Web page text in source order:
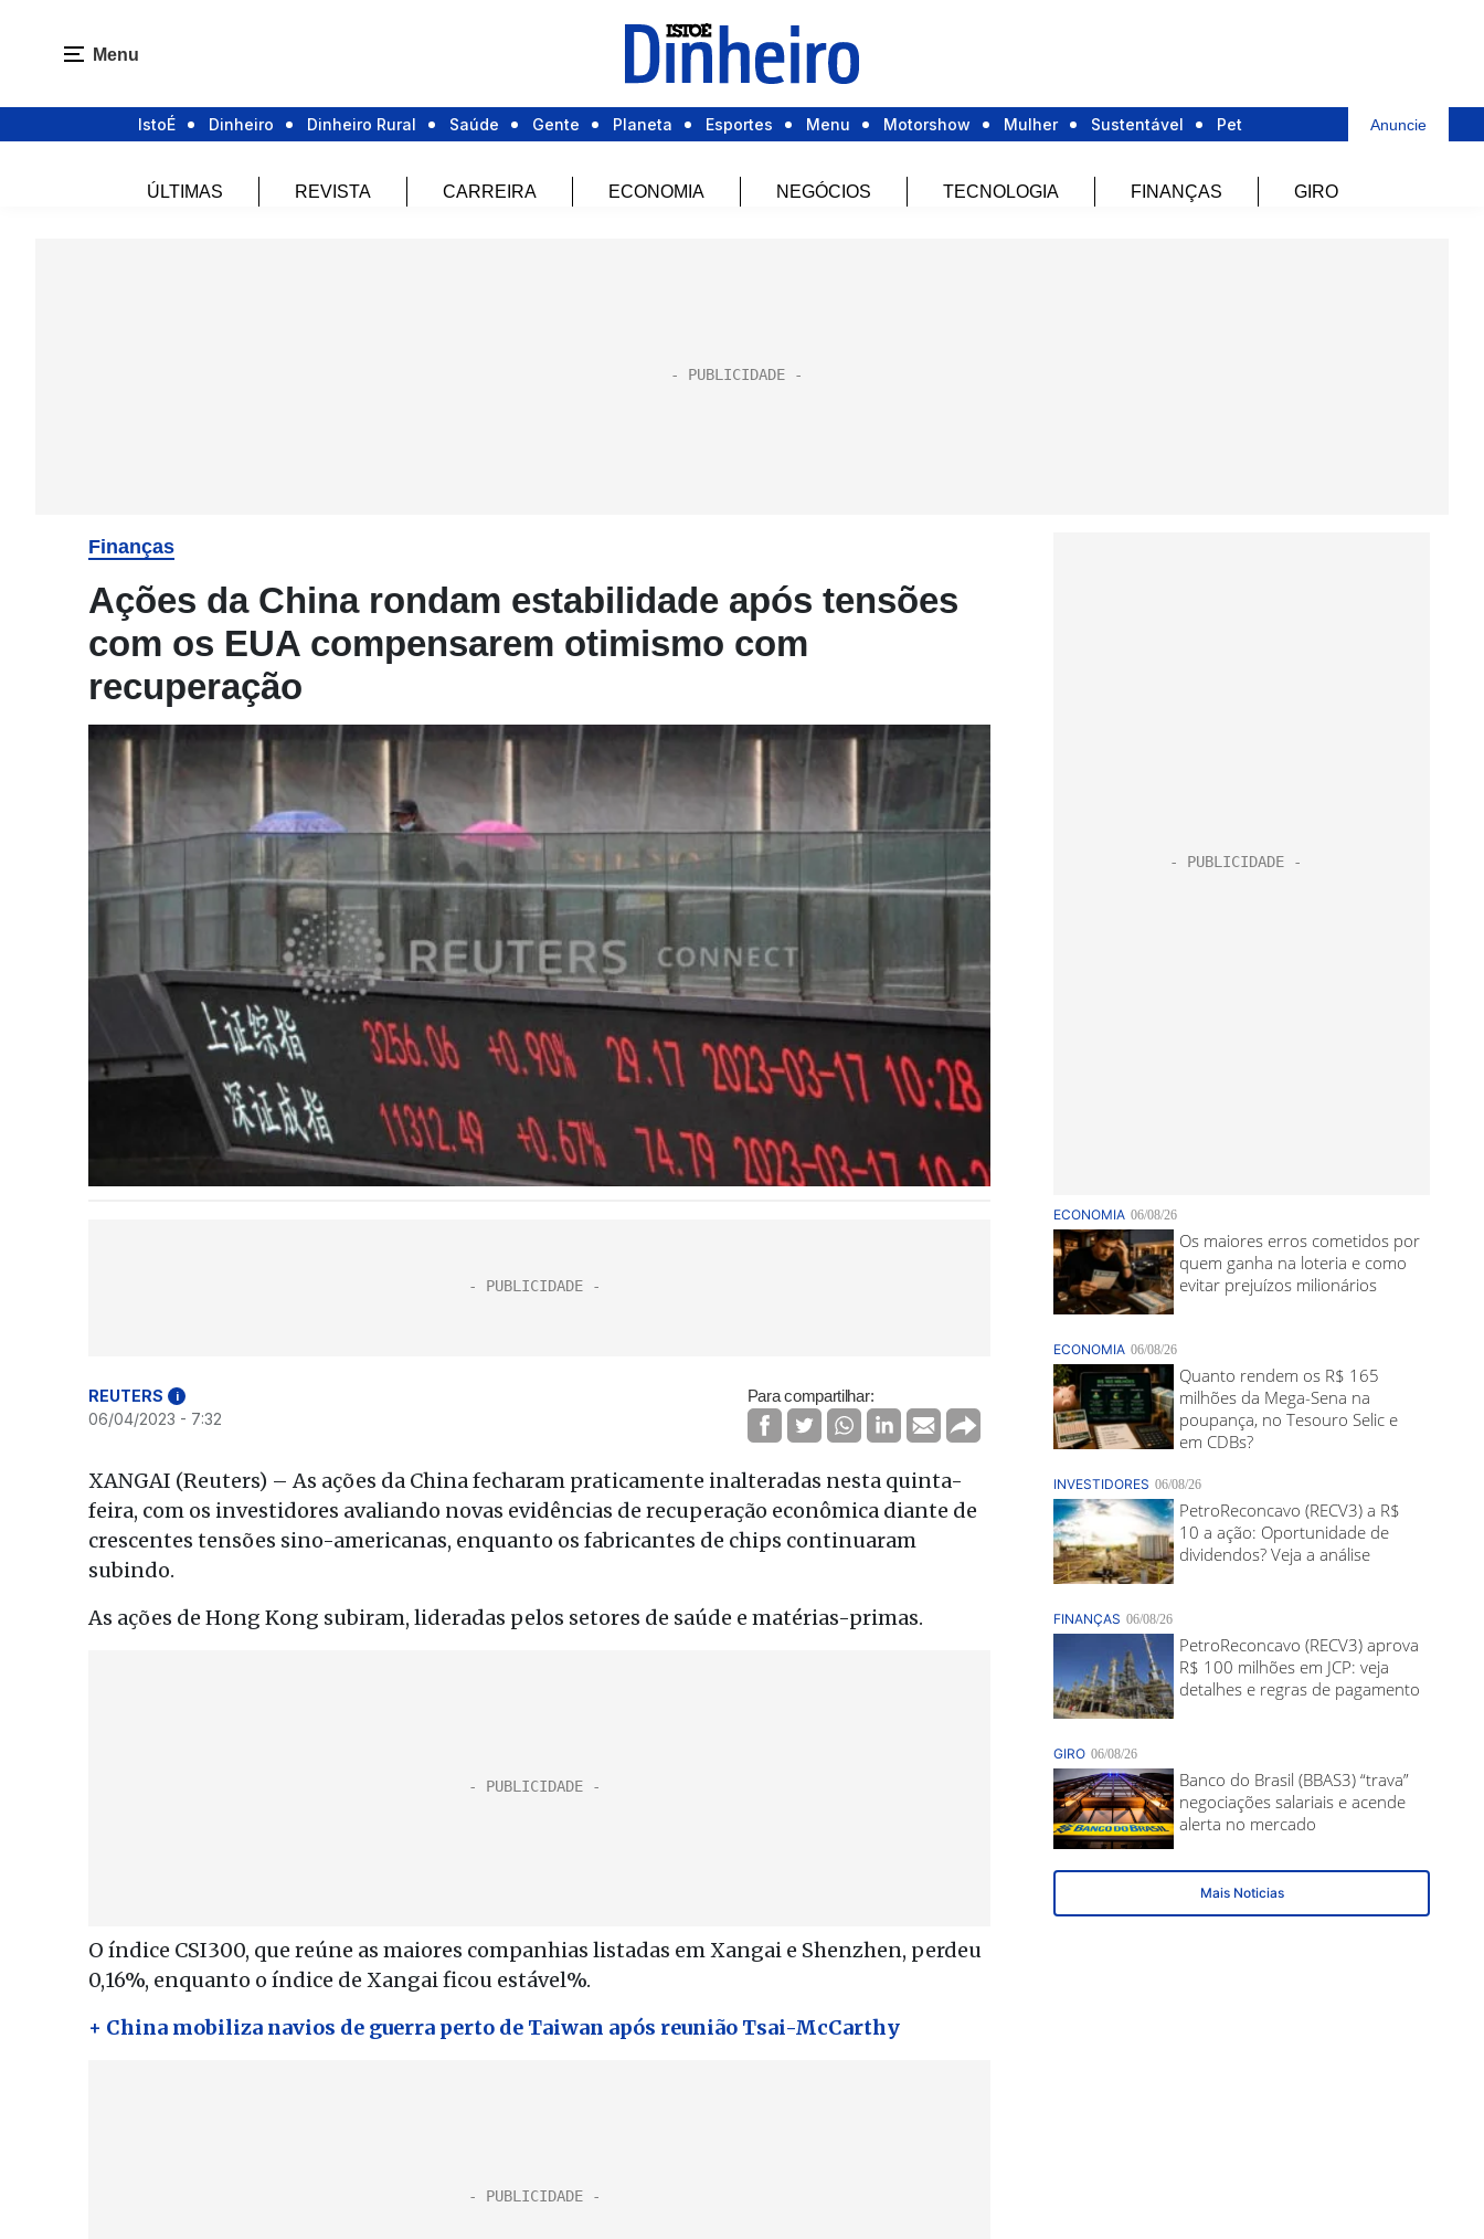
Menu
IstoÉ Dinheiro Dinheiro Rural Saúde Gente Planeta Esportes Menu Motorshow Mulher Sustentável Pet Anuncie
ÚLTIMAS REVISTA CARREIRA ECONOMIA NEGÓCIOS TECNOLOGIA FINANÇAS GIRO
Finanças
Ações da China rondam estabilidade após tensões
com os EUA compensarem otimismo com
recuperação
REUTERS i
06/04/2023 - 7:32
Para compartilhar:
XANGAI (Reuters) – As ações da China fecharam praticamente inalteradas nesta quinta-
feira, com os investidores avaliando novas evidências de recuperação econômica diante de
crescentes tensões sino-americanas, enquanto os fabricantes de chips continuaram
subindo.
As ações de Hong Kong subiram, lideradas pelos setores de saúde e matérias-primas.
O índice CSI300, que reúne as maiores companhias listadas em Xangai e Shenzhen, perdeu
0,16%, enquanto o índice de Xangai ficou estável%.
+ China mobiliza navios de guerra perto de Taiwan após reunião Tsai-McCarthy